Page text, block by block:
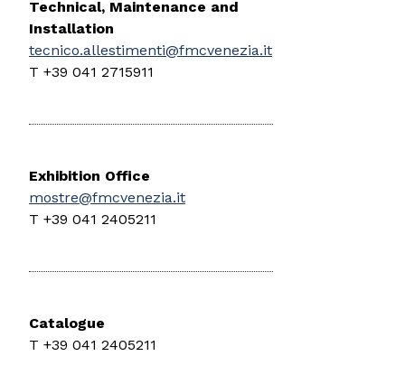
Technical, Maintenance and
Installation
tecnico.allestimenti@fmcvenezia.it
T +39 041 2715911
Exhibition Office
mostre@fmcvenezia.it
T +39 041 2405211
Catalogue
T +39 041 2405211